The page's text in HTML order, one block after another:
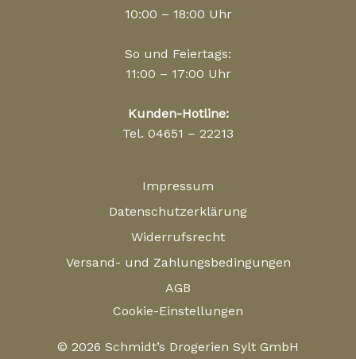
10:00 – 18:00 Uhr
So und Feiertags:
11:00 – 17:00 Uhr
Kunden-Hotline:
Tel. 04651 – 22213
Impressum
Datenschutzerklärung
Widerrufsrecht
Versand- und Zahlungsbedingungen
AGB
Cookie-Einstellungen
© 2026 Schmidt’s Drogerien Sylt GmbH